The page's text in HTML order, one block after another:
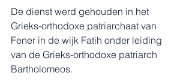
De dienst werd gehouden in het
Grieks-orthodoxe patriarchaat van
Fener in de wijk Fatih onder leiding
van de Grieks-orthodoxe patriarch
Bartholomeos.